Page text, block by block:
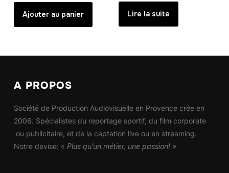
Ajouter au panier Lire la suite
A PROPOS
Société de Production Audiovisuelle en Provence crée en
2006. Spécialistes du reportage sportif, du film corporate
ou publicitaire, et de la captation live ou en streaming.
Notre devise: « Plus qu’un métier, une passion! »